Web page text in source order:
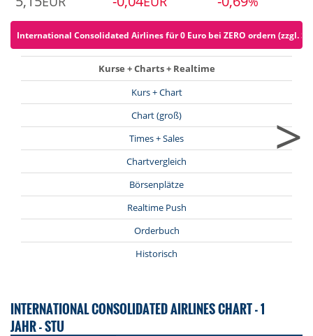
International Consolidated Airlines für 0 Euro bei ZERO ordern (zzgl.
Kurse + Charts + Realtime
Kurs + Chart
Chart (groß)
Times + Sales
Chartvergleich
Börsenplätze
Realtime Push
Orderbuch
Historisch
>
INTERNATIONAL CONSOLIDATED AIRLINES CHART - 1
JAHR - STU